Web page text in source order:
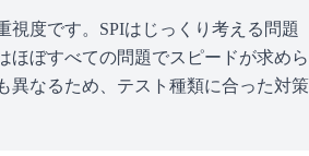
視度です。SPIはじっくり考える問題
ほぼすべての問題でスピードが求めら
異なるため、テスト種類に合った対策